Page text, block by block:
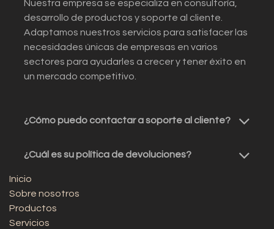
Nuestra empresa se especializa en consultoría,
desarrollo de productos y soporte al cliente.
Adaptamos nuestros servicios para satisfacer las
necesidades únicas de empresas en varios
sectores para ayudarles a crecer y tener éxito en
un mercado competitivo.
¿Cómo puedo contactar a soporte al cliente?
¿Cuál es su política de devoluciones?
Inicio
Sobre nosotros
Productos
Servicios